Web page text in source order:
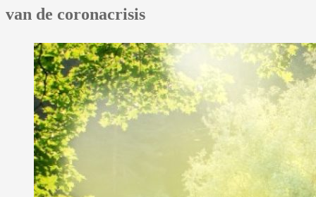
van de coronacrisis